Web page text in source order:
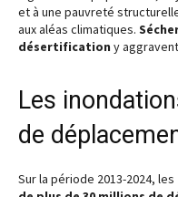
et à une pauvreté
aux aléas climatiques.
désertification y
Les
de
Sur la période 2013-2024, les